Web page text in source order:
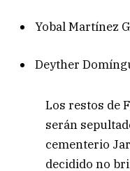
Yobal Martínez
Deyther
Los restos de
serán
cementerio
decidido no